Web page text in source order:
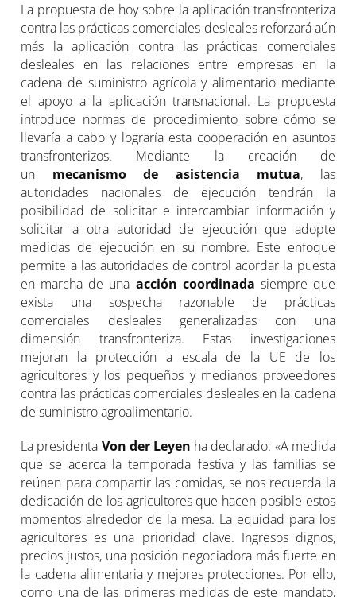
La propuesta de hoy sobre la aplicación transfronteriza
contra las prácticas comerciales desleales reforzará aún
más la aplicación contra las prácticas comerciales
desleales en las relaciones entre empresas en la
cadena de suministro agrícola y alimentario mediante
el apoyo a la aplicación transnacional. La propuesta
introduce normas de procedimiento sobre cómo se
llevaría a cabo y lograría esta cooperación en asuntos
transfronterizos. Mediante la creación de
un mecanismo de asistencia mutua, las
autoridades nacionales de ejecución tendrán la
posibilidad de solicitar e intercambiar información y
solicitar a otra autoridad de ejecución que adopte
medidas de ejecución en su nombre. Este enfoque
permite a las autoridades de control acordar la puesta
en marcha de una acción coordinada siempre que
exista una sospecha razonable de prácticas
comerciales desleales generalizadas con una
dimensión transfronteriza. Estas investigaciones
mejoran la protección a escala de la UE de los
agricultores y los pequeños y medianos proveedores
contra las prácticas comerciales desleales en la cadena
de suministro agroalimentario.
La presidenta Von der Leyen ha declarado: «A medida
que se acerca la temporada festiva y las familias se
reúnen para compartir las comidas, se nos recuerda la
dedicación de los agricultores que hacen posible estos
momentos alrededor de la mesa. La equidad para los
agricultores es una prioridad clave. Ingresos dignos,
precios justos, una posición negociadora más fuerte en
la cadena alimentaria y mejores protecciones. Por ello,
como una de las primeras medidas de este mandato,